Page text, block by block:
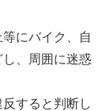
にバイク、自
、周囲に迷惑
すると判断し